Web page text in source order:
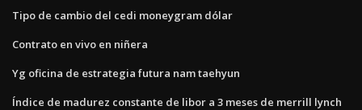
Tipo de cambio del cedi moneygram dólar
Contrato en vivo en niñera
Yg oficina de estrategia futura nam taehyun
Índice de madurez constante de libor a 3 meses de merrill lynch